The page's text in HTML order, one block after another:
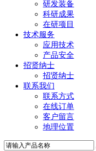
研发装备
科研成果
在研项目
技术服务
应用技术
产品安全
招贤纳士
招贤纳士
联系我们
联系方式
在线订单
客户留言
地理位置